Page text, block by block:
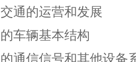
通的运营和发展
车辆基本结构
通信信号和其他设备